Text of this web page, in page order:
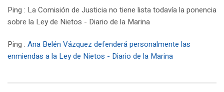
Ping : La Comisión de Justicia no tiene lista todavía la ponencia
sobre la Ley de Nietos - Diario de la Marina
Ping : Ana Belén Vázquez defenderá personalmente las
enmiendas a la Ley de Nietos - Diario de la Marina